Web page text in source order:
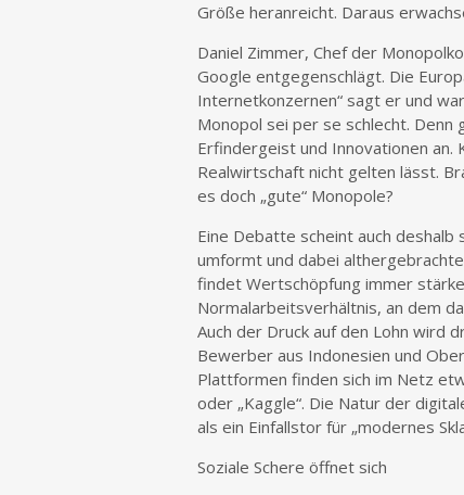
Größe heranreicht. Daraus
Daniel Zimmer, Chef der
Google entgegenschlägt. Die
Internetkonzernen“ sagt er und
Monopol sei per se schlecht.
Erfindergeist und Innovationen an.
Realwirtschaft nicht gelten lässt.
es doch „gute“ Monopole?
Eine Debatte scheint auch
umformt und dabei
findet Wertschöpfung immer
Normalarbeitsverhältnis, an dem
Auch der Druck auf den Lohn wird
Bewerber aus Indonesien und
Plattformen finden sich im Netz
oder „Kaggle“. Die Natur der
als ein Einfallstor für „modernes
Soziale Schere öffnet sich